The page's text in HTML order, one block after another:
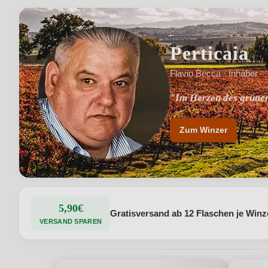
Perticaia
Flavio Becca · Inhaber
"Im Herzen des
"Spontan vergorene
Zum Winzer
5,90€
VERSAND SPAREN
Gratisversand ab 12 Flaschen je